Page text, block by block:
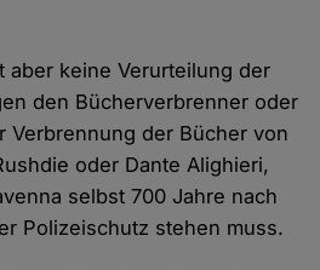
aber keine Verurteilung der
den Bücherverbrenner oder
Verbrennung der Bücher von
oder Dante Alighieri,
selbst 700 Jahre nach
Polizeischutz stehen muss.